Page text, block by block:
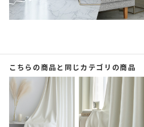
こちらの商品と同じカテゴリの商品